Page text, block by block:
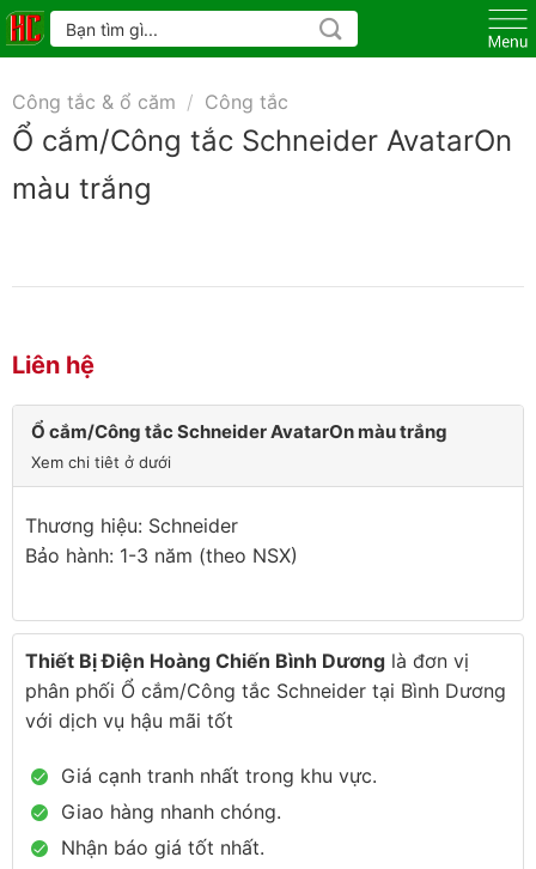
Skip
to
Tìm
kiếm:
Công tắc & ổ căm / Công tắc
Ổ cắm/Công tắc Schneider AvatarOn
màu trắng
Liên hệ
Ổ cắm/Công tắc Schneider AvatarOn màu trắng
Xem chi tiêt ở dưới
Thương hiệu: Schneider
Bảo hành: 1-3 năm (theo NSX)
Thiết Bị Điện Hoàng Chiến Bình Dương là đơn vị
phân phối Ổ cắm/Công tắc Schneider tại Bình Dương
với dịch vụ hậu mãi tốt
Giá cạnh tranh nhất trong khu vực.
Giao hàng nhanh chóng.
Nhận báo giá tốt nhất.